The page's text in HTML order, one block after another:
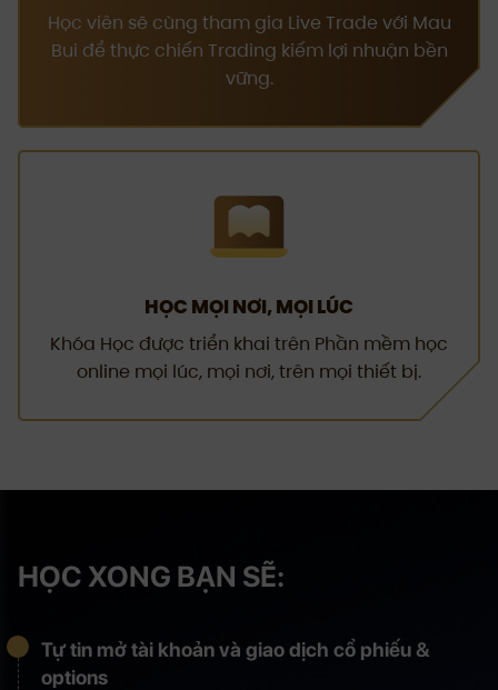
Học viên sẽ cùng tham gia Live Trade với Mau
Bui để thực chiến Trading kiếm lợi nhuận bền
vững.
HỌC MỌI NƠI, MỌI LÚC
Khóa Học được triển khai trên Phần mềm học
online mọi lúc, mọi nơi, trên mọi thiết bị.
HỌC XONG BẠN SẼ:
Tự tin mở tài khoản và giao dịch cổ phiếu &
options